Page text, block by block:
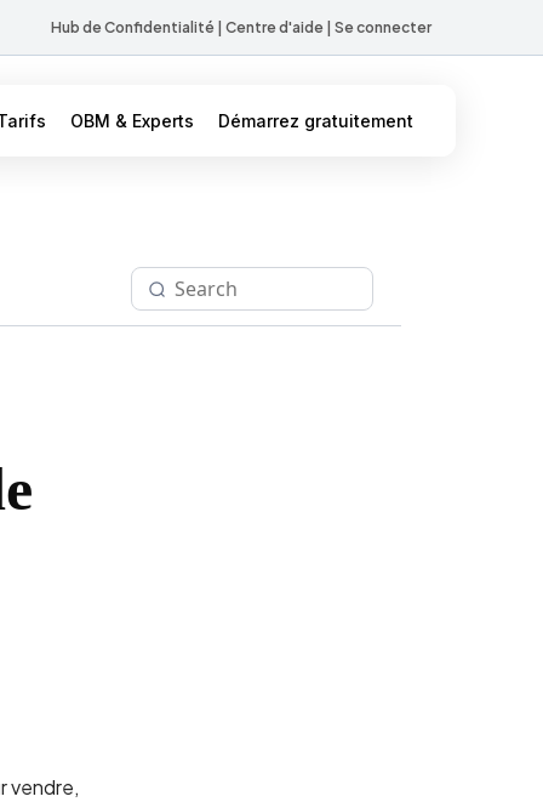
Hub de Confidentialité Centre d'aide Se connecter
OBM & Experts Démarrez gratuitement
vendre,